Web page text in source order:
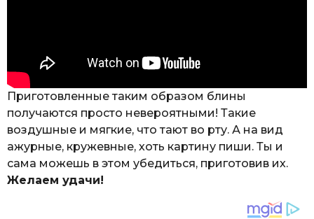
Приготовленные таким образом блины
получаются просто невероятными! Такие
воздушные и мягкие, что тают во рту. А на вид
ажурные, кружевные, хоть картину пиши. Ты и
сама можешь в этом убедиться, приготовив их.
Желаем удачи!